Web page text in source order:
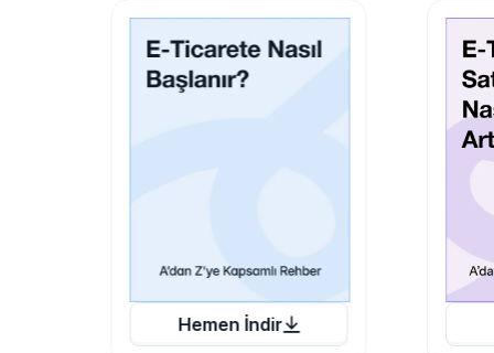
Hemen İndir